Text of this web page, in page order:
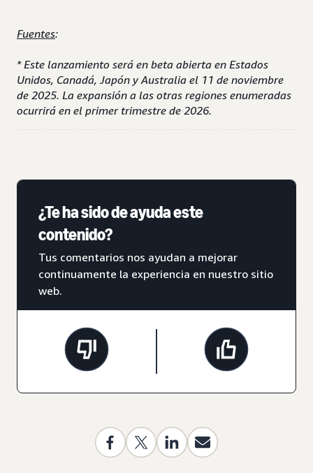
Fuentes:
* Este lanzamiento será en beta abierta en Estados
Unidos, Canadá, Japón y Australia el 11 de noviembre
de 2025. La expansión a las otras regiones enumeradas
ocurrirá en el primer trimestre de 2026.
¿Te ha sido de ayuda este
contenido?
Tus comentarios nos ayudan a mejorar
continuamente la experiencia en nuestro sitio
web.